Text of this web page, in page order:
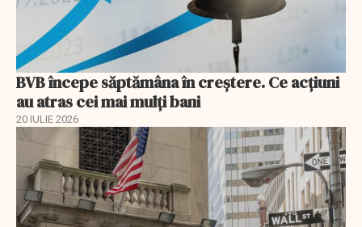
BVB începe săptămâna în creștere. Ce acțiuni
au atras cei mai mulți bani
20 IULIE 2026